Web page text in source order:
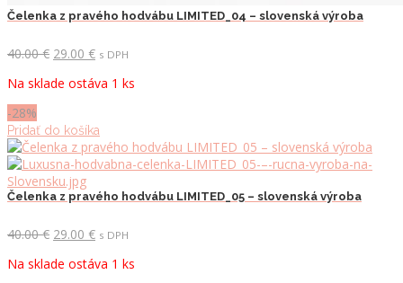
Čelenka z pravého hodvábu LIMITED_04 – slovenská výroba
40.00€ Pôvodná
bola:
29.00 €Aktuálna
je:
s DPH
Na sklade ostáva 1 ks
-28%
Pridať do košíka
Čelenka z pravého hodvábu LIMITED_05 – slovenská výroba
40.00€ Pôvodná
bola:
29.00 €Aktuálna
je:
s DPH
Na sklade ostáva 1 ks